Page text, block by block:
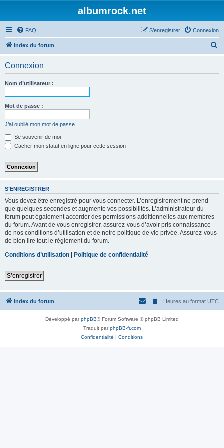
albumrock.net
FAQ Connexion
S’enregistrer
Index du forum
Connexion
Nom d’utilisateur :
Mot de passe :
J’ai oublié mon mot de passe
Se souvenir de moi
Cacher mon statut en ligne pour cette session
S’ENREGISTRER
Vous devez être enregistré pour vous connecter. L’enregistrement ne prend
que quelques secondes et augmente vos possibilités. L’administrateur du
forum peut également accorder des permissions additionnelles aux membres
du forum. Avant de vous enregistrer, assurez-vous d’avoir pris connaissance
de nos conditions d’utilisation et de notre politique de vie privée. Assurez-vous
de bien lire tout le règlement du forum.
Conditions d’utilisation | Politique de confidentialité
S’enregistrer
Index du forum Heures au format UTC
Développé parphpBB® Forum Software © phpBB Limited
Traduit parphpBB-fr.com
Confidentialité | Conditions